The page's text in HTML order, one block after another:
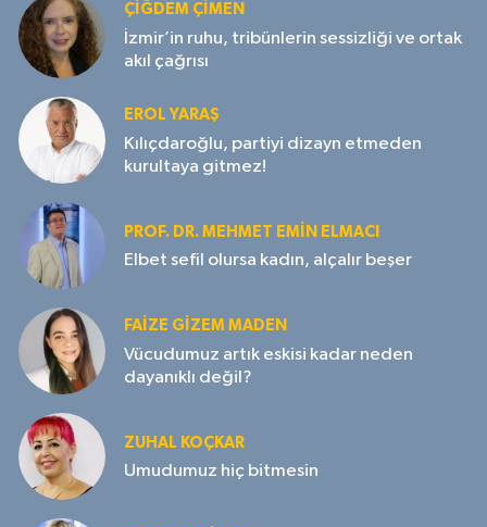
ÇIĞDEM ÇIMEN
İzmir’in ruhu, tribünlerin sessizliği ve ortak
akıl çağrısı
EROL YARAŞ
Kılıçdaroğlu, partiyi dizayn etmeden
kurultaya gitmez!
PROF. DR. MEHMET EMIN ELMACI
Elbet sefil olursa kadın, alçalır beşer
FAIZE GIZEM MADEN
Vücudumuz artık eskisi kadar neden
dayanıklı değil?
ZUHAL KOÇKAR
Umudumuz hiç bitmesin